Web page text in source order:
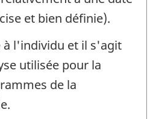
et bien définie).
à l'individu et il s'agit
utilisée pour la
de la